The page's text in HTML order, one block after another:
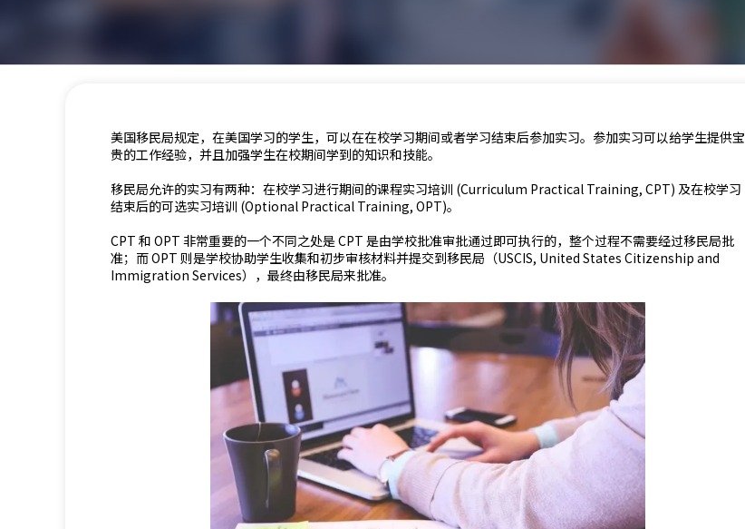
美国移民局规定，在美国学习的学生，可以在在校学习期间或者学习结束后参加实习。参加实习可以给学生提供宝
贵的工作经验，并且加强学生在校期间学到的知识和技能。
移民局允许的实习有两种：在校学习进行期间的课程实习培训 (Curriculum Practical Training, CPT) 及在校学习
结束后的可选实习培训 (Optional Practical Training, OPT)。
CPT 和 OPT 非常重要的一个不同之处是 CPT 是由学校批准审批通过即可执行的，整个过程不需要经过移民局批
准；而 OPT 则是学校协助学生收集和初步审核材料并提交到移民局（USCIS, United States Citizenship and
Immigration Services），最终由移民局来批准。